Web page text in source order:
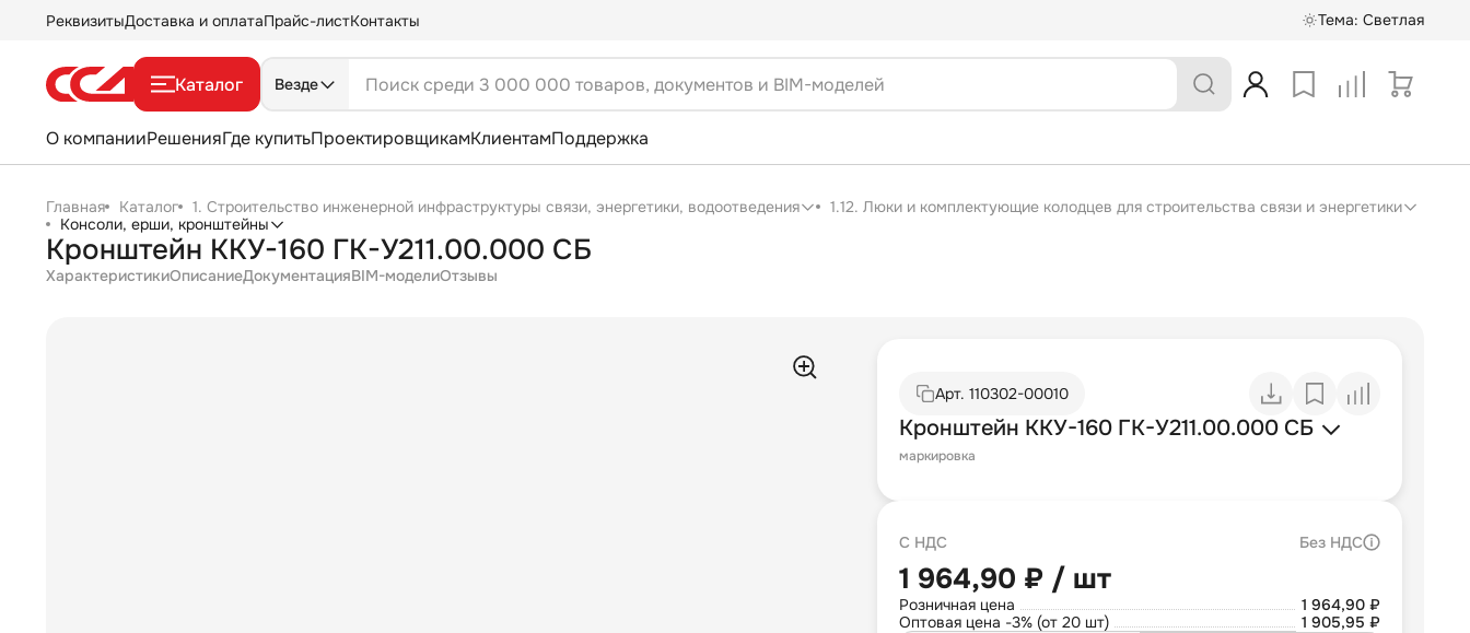
РеквизитыДоставка и оплатаПрайс-листКонтакты Тема: Светлая
Каталог Везде
О компанииРешенияГде купитьПроектировщикамКлиентамПоддержка
Главная Каталог 1. Строительство инженерной инфраструктуры связи, энергетики, водоотведения
1.12. Люки и комплектующие колодцев для строительства связи и энергетики
Консоли, ерши, кронштейны
Кронштейн ККУ-160 ГК-У211.00.000 СБ
ХарактеристикиОписаниеДокументацияBIM-моделиОтзывы
Арт. 110302-00010
Кронштейн ККУ-160 ГК-У211.00.000 СБ
маркировка
С НДС Без НДС
1 964,90 ₽ / шт
Розничная цена
1 964,90 ₽
Оптовая цена -3% (от 20 шт)
1 905,95 ₽